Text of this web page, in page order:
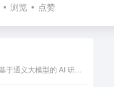
浏览 点赞